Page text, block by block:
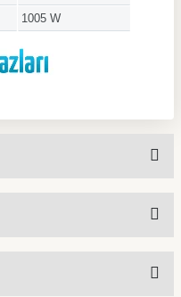
1005 W